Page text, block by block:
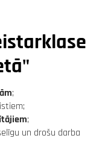
;
;
un drošu darba